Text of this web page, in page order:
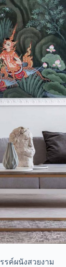
ค์ผนังสวยงาม